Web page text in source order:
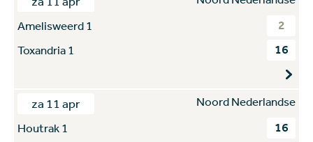
Amelisweerd 1
2
Toxandria 1 16
za 11 apr
Noord Nederlandse
Houtrak 1
16